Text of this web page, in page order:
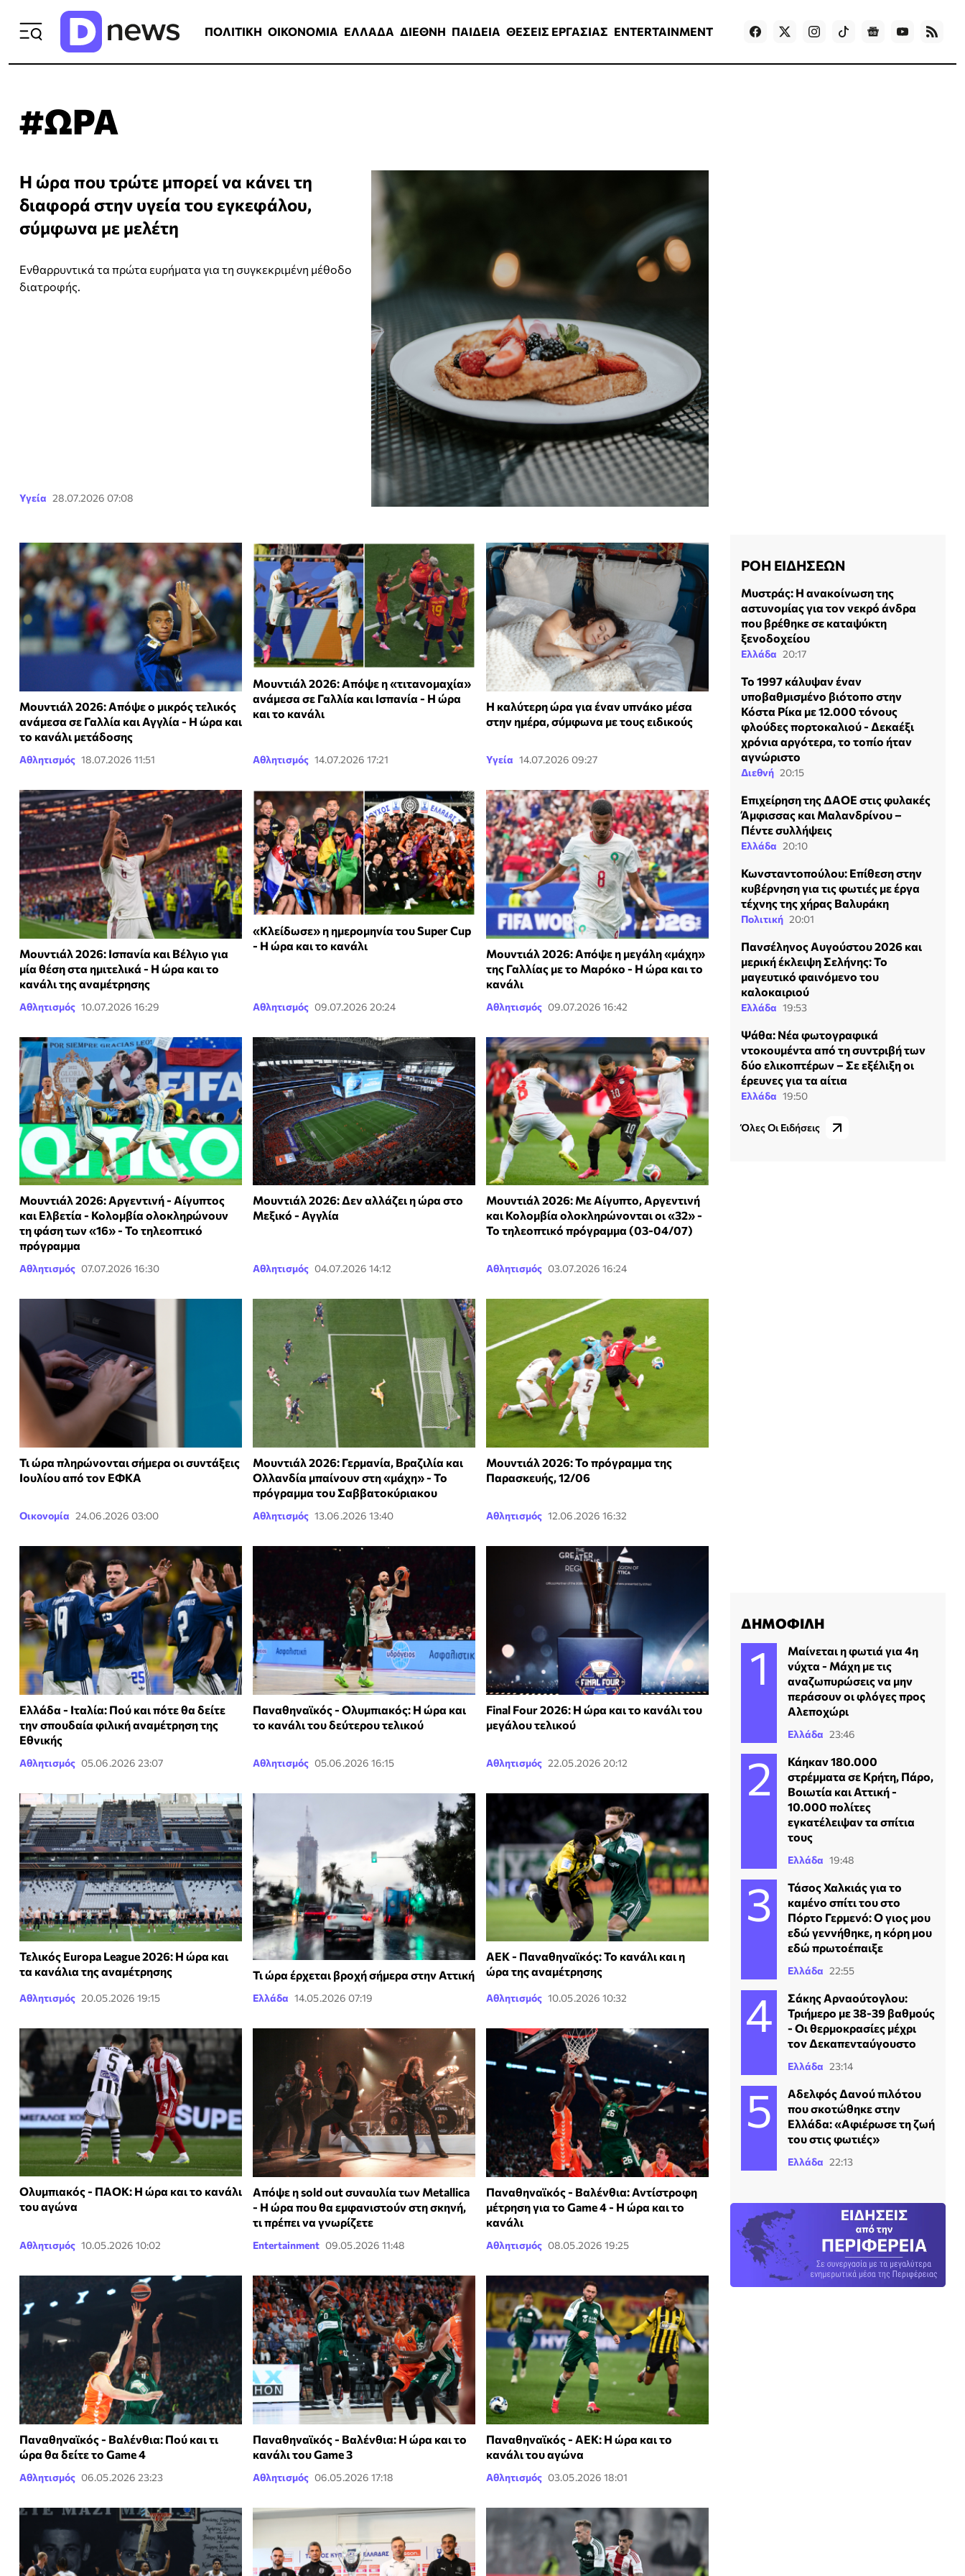
ΠΟΛΙΤΙΚΗ ΟΙΚΟΝΟΜΙΑ ΕΛΛΑΔΑ ΔΙΕΘΝΗ ΠΑΙΔΕΙΑ ΘΕΣΕΙΣ ΕΡΓΑΣΙΑΣ ENTERTAINMENT Games
#ΩΡΑ
Η ώρα που τρώτε μπορεί να κάνει τη
διαφορά στην υγεία του εγκεφάλου,
σύμφωνα με μελέτη
Ενθαρρυντικά τα πρώτα ευρήματα για τη συγκεκριμένη μέθοδο
διατροφής.
Υγεία 28.07.2026 07:08
Μουντιάλ 2026: Απόψε ο μικρός τελικός
ανάμεσα σε Γαλλία και Αγγλία - Η ώρα και
το κανάλι μετάδοσης
Αθλητισμός 18.07.2026 11:51
Μουντιάλ 2026: Απόψε η «τιτανομαχία»
ανάμεσα σε Γαλλία και Ισπανία - Η ώρα
και το κανάλι
Αθλητισμός 14.07.2026 17:21
Η καλύτερη ώρα για έναν υπνάκο μέσα
στην ημέρα, σύμφωνα με τους ειδικούς
Υγεία 14.07.2026 09:27
Μουντιάλ 2026: Ισπανία και Βέλγιο για
μία θέση στα ημιτελικά - Η ώρα και το
κανάλι της αναμέτρησης
Αθλητισμός 10.07.2026 16:29
«Κλείδωσε» η ημερομηνία του Super Cup
- H ώρα και το κανάλι
Αθλητισμός 09.07.2026 20:24
Μουντιάλ 2026: Απόψε η μεγάλη «μάχη»
της Γαλλίας με το Μαρόκο - Η ώρα και το
κανάλι
Αθλητισμός 09.07.2026 16:42
Μουντιάλ 2026: Αργεντινή - Αίγυπτος
και Ελβετία - Κολομβία ολοκληρώνουν
τη φάση των «16» - Το τηλεοπτικό
πρόγραμμα
Αθλητισμός 07.07.2026 16:30
Μουντιάλ 2026: Δεν αλλάζει η ώρα στο
Μεξικό - Αγγλία
Αθλητισμός 04.07.2026 14:12
Μουντιάλ 2026: Με Αίγυπτο, Αργεντινή
και Κολομβία ολοκληρώνονται οι «32» -
Το τηλεοπτικό πρόγραμμα (03-04/07)
Αθλητισμός 03.07.2026 16:24
Τι ώρα πληρώνονται σήμερα οι συντάξεις
Ιουλίου από τον ΕΦΚΑ
Οικονομία 24.06.2026 03:00
Μουντιάλ 2026: Γερμανία, Βραζιλία και
Ολλανδία μπαίνουν στη «μάχη» - Το
πρόγραμμα του Σαββατοκύριακου
Αθλητισμός 13.06.2026 13:40
Μουντιάλ 2026: Το πρόγραμμα της
Παρασκευής, 12/06
Αθλητισμός 12.06.2026 16:32
Ελλάδα - Ιταλία: Πού και πότε θα δείτε
την σπουδαία φιλική αναμέτρηση της
Εθνικής
Αθλητισμός 05.06.2026 23:07
Παναθηναϊκός - Ολυμπιακός: Η ώρα και
το κανάλι του δεύτερου τελικού
Αθλητισμός 05.06.2026 16:15
Final Four 2026: Η ώρα και το κανάλι του
μεγάλου τελικού
Αθλητισμός 22.05.2026 20:12
Τελικός Europa League 2026: Η ώρα και
τα κανάλια της αναμέτρησης
Αθλητισμός 20.05.2026 19:15
Τι ώρα έρχεται βροχή σήμερα στην Αττική
Ελλάδα 14.05.2026 07:19
ΑΕΚ - Παναθηναϊκός: Το κανάλι και η
ώρα της αναμέτρησης
Αθλητισμός 10.05.2026 10:32
Ολυμπιακός - ΠΑΟΚ: Η ώρα και το κανάλι
του αγώνα
Αθλητισμός 10.05.2026 10:02
Απόψε η sold out συναυλία των Metallica
- Η ώρα που θα εμφανιστούν στη σκηνή,
τι πρέπει να γνωρίζετε
Entertainment 09.05.2026 11:48
Παναθηναϊκός - Βαλένθια: Αντίστροφη
μέτρηση για το Game 4 - Η ώρα και το
κανάλι
Αθλητισμός 08.05.2026 19:25
Παναθηναϊκός - Βαλένθια: Πού και τι
ώρα θα δείτε το Game 4
Αθλητισμός 06.05.2026 23:23
Παναθηναϊκός - Βαλένθια: Η ώρα και το
κανάλι του Game 3
Αθλητισμός 06.05.2026 17:18
Παναθηναϊκός - ΑΕΚ: Η ώρα και το
κανάλι του αγώνα
Αθλητισμός 03.05.2026 18:01
ΡΟΗ ΕΙΔΗΣΕΩΝ
Μυστράς: Η ανακοίνωση της
αστυνομίας για τον νεκρό άνδρα
που βρέθηκε σε καταψύκτη
ξενοδοχείου
Ελλάδα 20:17
Το 1997 κάλυψαν έναν
υποβαθμισμένο βιότοπο στην
Κόστα Ρίκα με 12.000 τόνους
φλούδες πορτοκαλιού - Δεκαέξι
χρόνια αργότερα, το τοπίο ήταν
αγνώριστο
Διεθνή 20:15
Επιχείρηση της ΔΑΟΕ στις φυλακές
Άμφισσας και Μαλανδρίνου –
Πέντε συλλήψεις
Ελλάδα 20:10
Κωνσταντοπούλου: Επίθεση στην
κυβέρνηση για τις φωτιές με έργα
τέχνης της χήρας Βαλυράκη
Πολιτική 20:01
Πανσέληνος Αυγούστου 2026 και
μερική έκλειψη Σελήνης: Το
μαγευτικό φαινόμενο του
καλοκαιριού
Ελλάδα 19:53
Ψάθα: Νέα φωτογραφικά
ντοκουμέντα από τη συντριβή των
δύο ελικοπτέρων – Σε εξέλιξη οι
έρευνες για τα αίτια
Ελλάδα 19:50
Όλες Οι Ειδήσεις
ΔΗΜΟΦΙΛΗ
Μαίνεται η φωτιά για 4η
νύχτα - Μάχη με τις
αναζωπυρώσεις να μην
περάσουν οι φλόγες προς
Αλεποχώρι
Ελλάδα 23:46
Κάηκαν 180.000
στρέμματα σε Κρήτη, Πάρο,
Βοιωτία και Αττική -
10.000 πολίτες
εγκατέλειψαν τα σπίτια
τους
Ελλάδα 19:48
Τάσος Χαλκιάς για το
καμένο σπίτι του στο
Πόρτο Γερμενό: Ο γιος μου
εδώ γεννήθηκε, η κόρη μου
εδώ πρωτοέπαιξε
Ελλάδα 22:55
Σάκης Αρναούτογλου:
Τριήμερο με 38-39 βαθμούς
- Οι θερμοκρασίες μέχρι
τον Δεκαπενταύγουστο
Ελλάδα 23:14
Αδελφός Δανού πιλότου
που σκοτώθηκε στην
Ελλάδα: «Αφιέρωσε τη ζωή
του στις φωτιές»
Ελλάδα 22:13